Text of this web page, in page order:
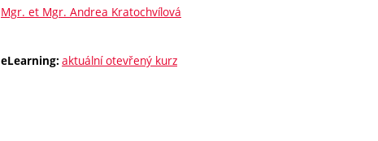
Mgr. et Mgr. Andrea Kratochvílová
eLearning: aktuální otevřený kurz